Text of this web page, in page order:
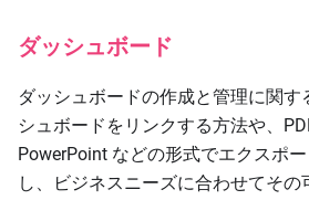
ダッシュボード
ダッシュボードの作成と管理に関す
シュボードをリンクする方法や、
PowerPoint などの形式でエクスポ
し、ビジネスニーズに合わせてその